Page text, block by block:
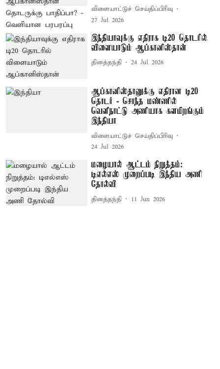
விளையாட்டுச் செய்திப்பிரிவு
27 Jul 2026
இந்தியாவுக்கு எதிராக டி20 தொடரில்
விளையாடும் ஆப்கானிஸ்தான்
தினத்தந்தி 24 Jul 2026
ஆப்கானிஸ்தானுக்கு எதிரான டி20
தொடர் - சொந்த மண்ணில்
வெளிநாட்டு அணியாக களமிறங்கும்
இந்தியா
விளையாட்டுச் செய்திப்பிரிவு
24 Jul 2026
மழையால் ஆட்டம் நிறுத்தம்:
டிஎல்எஸ் முறைப்படி இந்திய அணி
தோல்வி
தினத்தந்தி 11 Jun 2026